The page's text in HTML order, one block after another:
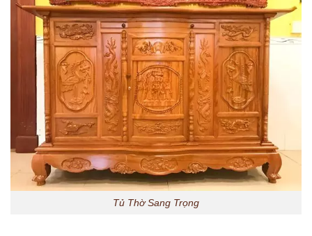
Tủ Thờ Sang Trọng